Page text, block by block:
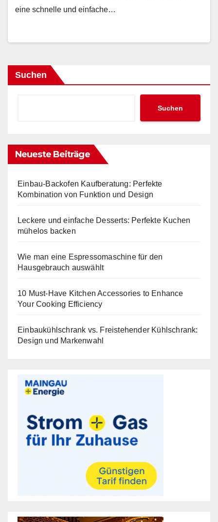
eine schnelle und einfache…
Suchen
Suchen
Neueste Beiträge
Einbau-Backofen Kaufberatung: Perfekte
Kombination von Funktion und Design
Leckere und einfache Desserts: Perfekte Kuchen
mühelos backen
Wie man eine Espressomaschine für den
Hausgebrauch auswählt
10 Must-Have Kitchen Accessories to Enhance
Your Cooking Efficiency
Einbaukühlschrank vs. Freistehender Kühlschrank:
Design und Markenwahl